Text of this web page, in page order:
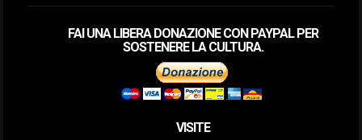
FAI UNA LIBERA DONAZIONE CON PAYPAL PER
SOSTENERE LA CULTURA.
VISITE